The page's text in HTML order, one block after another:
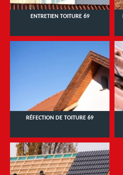
ENTRETIEN TOITURE 69
RÉFECTION DE TOITURE 69